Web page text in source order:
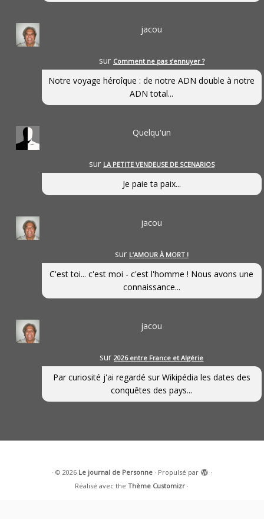
jacou
sur Comment ne pas s’ennuyer ?
Notre voyage héroîque : de notre ADN double à notre
ADN total...
Quelqu'un
sur LA PETITE VENDEUSE DE SCENARIOS
Je paie ta paix...
jacou
sur L’AMOUR À MORT !
C'est toi... c'est moi - c'est l'homme ! Nous avons une
connaissance...
jacou
sur2026 entre France et Algérie
Par curiosité j'ai regardé sur Wikipédia les dates des
conquêtes des pays...
· © 2026 Le journal de Personne· Propulsé par
·
Réalisé avec theThème Customizr ·